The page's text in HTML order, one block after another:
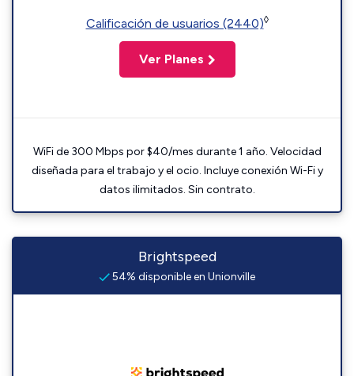
Calificación de usuarios (2440)◊
Ver Planes
WiFi de 300 Mbps por $40/mes durante 1 año. Velocidad
diseñada para el trabajo y el ocio. Incluye conexión Wi-Fi y
datos ilimitados. Sin contrato.
Brightspeed
54% disponible en Unionville